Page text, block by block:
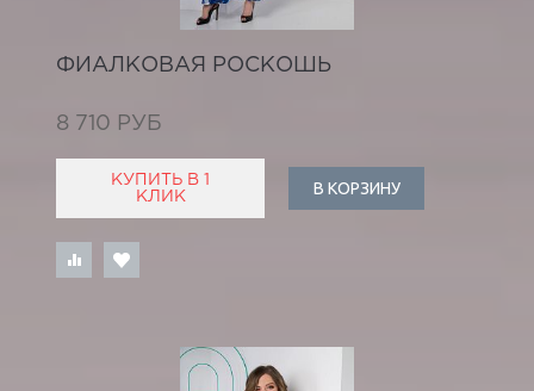
ФИАЛКОВАЯ РОСКОШЬ
8 710 РУБ
КУПИТЬ В 1
КЛИК
В КОРЗИНУ